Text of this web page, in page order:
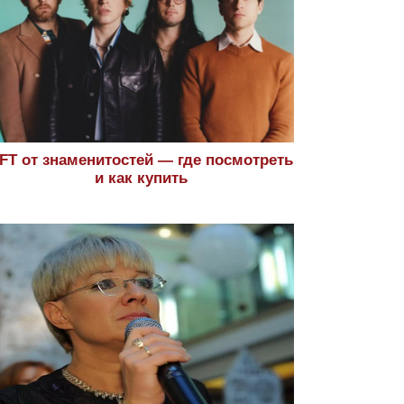
от знаменитостей — где посмотреть
и как купить